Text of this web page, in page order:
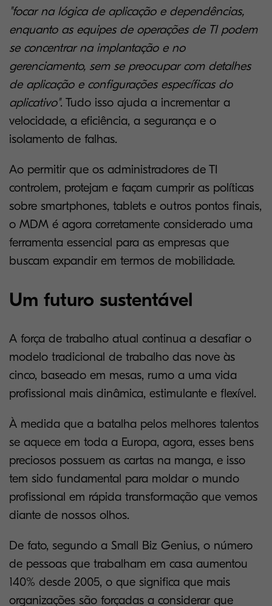
"focar na lógica de aplicação e dependências,
enquanto as equipes de operações de TI podem
se concentrar na implantação e no
gerenciamento, sem se preocupar com detalhes
de aplicação e configurações específicas do
aplicativo". Tudo isso ajuda a incrementar a
velocidade, a eficiência, a segurança e o
isolamento de falhas.
Ao permitir que os administradores de TI
controlem, protejam e façam cumprir as políticas
sobre smartphones, tablets e outros pontos finais,
o MDM é agora corretamente considerado uma
ferramenta essencial para as empresas que
buscam expandir em termos de mobilidade.
Um futuro sustentável
A força de trabalho atual continua a desafiar o
modelo tradicional de trabalho das nove às
cinco, baseado em mesas, rumo a uma vida
profissional mais dinâmica, estimulante e flexível.
À medida que a batalha pelos melhores talentos
se aquece em toda a Europa, agora, esses bens
preciosos possuem as cartas na manga, e isso
tem sido fundamental para moldar o mundo
profissional em rápida transformação que vemos
diante de nossos olhos.
De fato, segundo a Small Biz Genius, o número
de pessoas que trabalham em casa aumentou
140% desde 2005, o que significa que mais
organizações são forçadas a considerar que